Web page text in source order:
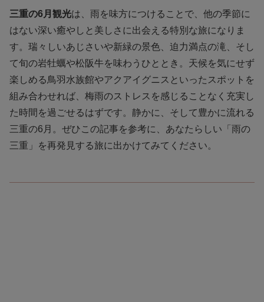
三重の6月観光は、雨を味方につけることで、他の季節に
はない深い癒やしと美しさに出会える特別な旅になりま
す。瑞々しいあじさいや新緑の景色、迫力満点の滝、そし
て旬の岩牡蠣や松阪牛を味わうひととき。天候を気にせず
楽しめる鳥羽水族館やアクアイグニスといったスポットを
組み合わせれば、梅雨のストレスを感じることなく充実し
た時間を過ごせるはずです。静かに、そして豊かに流れる
三重の6月。ぜひこの記事を参考に、あなたらしい「雨の
三重」を再発見する旅に出かけてみてください。